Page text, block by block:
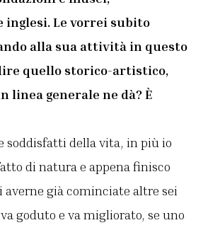
Le vorrei subito
alla sua attività in questo
quello storico-artistico,
linea generale ne dà? È
soddisfatti della vita, in più io
di natura e appena finisco
averne già cominciate altre sei
goduto e va migliorato, se uno